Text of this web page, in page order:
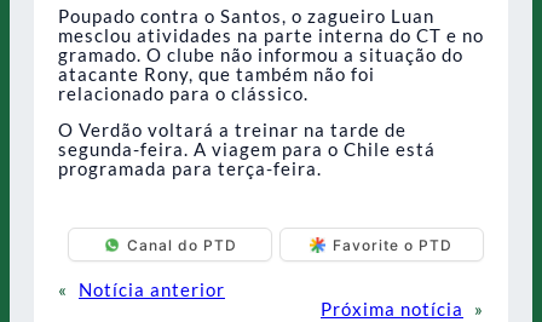
Poupado contra o Santos, o zagueiro Luan
mesclou atividades na parte interna do CT e no
gramado. O clube não informou a situação do
atacante Rony, que também não foi
relacionado para o clássico.
O Verdão voltará a treinar na tarde de
segunda-feira. A viagem para o Chile está
programada para terça-feira.
Canal do PTD Favorite o PTD
«
Notícia anterior
Próxima notícia
»